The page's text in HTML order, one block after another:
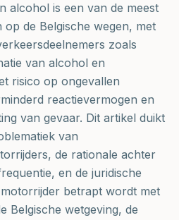
alcohol is een van de meest
de Belgische wegen, met
zoals
van alcohol en
risico op ongevallen
reactievermogen en
van gevaar. Dit artikel duikt
van
de rationale achter
en de juridische
betrapt wordt met
Belgische wetgeving, de